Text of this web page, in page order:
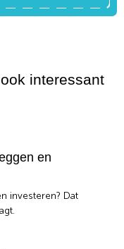
interessant
en
investeren? Dat